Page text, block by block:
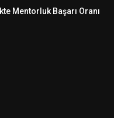
Mentorluk Başarı Oranı